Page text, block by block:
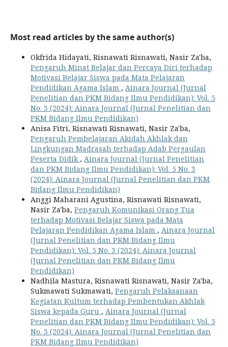
Most read articles by the same author(s)
Okfrida Hidayati, Risnawati Risnawati, Nasir Za'ba,
Pengaruh Minat Belajar dan Percaya Diri terhadap
Motivasi Belajar Siswa pada Mata Pelajaran
Pendidikan Agama Islam , Ainara Journal (Jurnal
Penelitian dan PKM Bidang Ilmu Pendidikan): Vol. 5
No. 3 (2024): Ainara Journal (Jurnal Penelitian dan
PKM Bidang Ilmu Pendidikan)
Anisa Fitri, Risnawati Risnawati, Nasir Za'ba,
Pengaruh Pembelajaran Akidah Akhlak dan
Lingkungan Madrasah terhadap Adab Pergaulan
Peserta Didik , Ainara Journal (Jurnal Penelitian
dan PKM Bidang Ilmu Pendidikan): Vol. 5 No. 3
(2024): Ainara Journal (Jurnal Penelitian dan PKM
Bidang Ilmu Pendidikan)
Anggi Maharani Agustina, Risnawati Risnawati,
Nasir Za'ba, Pengaruh Komunikasi Orang Tua
terhadap Motivasi Belajar Siswa pada Mata
Pelajaran Pendidikan Agama Islam , Ainara Journal
(Jurnal Penelitian dan PKM Bidang Ilmu
Pendidikan): Vol. 5 No. 3 (2024): Ainara Journal
(Jurnal Penelitian dan PKM Bidang Ilmu
Pendidikan)
Nadhila Mastura, Risnawati Risnawati, Nasir Za'ba,
Sukmawati Sukmawati, Pengaruh Pelaksanaan
Kegiatan Kultum terhadap Pembentukan Akhlak
Siswa kepada Guru , Ainara Journal (Jurnal
Penelitian dan PKM Bidang Ilmu Pendidikan): Vol. 5
No. 3 (2024): Ainara Journal (Jurnal Penelitian dan
PKM Bidang Ilmu Pendidikan)